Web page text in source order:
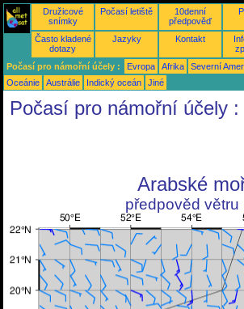
Družicové
snímky
Počasí letiště
10denní
předpověď
Často kladené
dotazy
Jazyky Kontakt
Počasí pro námořní účely : Evropa Afrika Severní
Oceánie
Austrálie Indický oceán Jiné
Počasí pro námořní účely
Arabské
předpověd